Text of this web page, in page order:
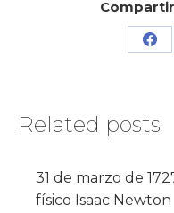
Related posts
31 de marzo de
físico Isaac Newton